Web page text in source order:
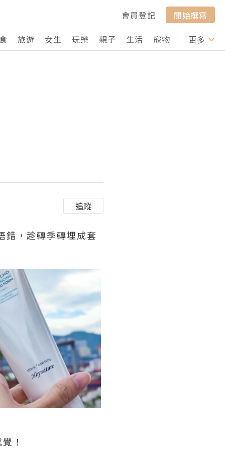
會員登記
開始撰寫
旅遊 女生 玩樂 親子 生活 寵物 行山 打卡
更多
追蹤
，趁轉季轉埋成套
！